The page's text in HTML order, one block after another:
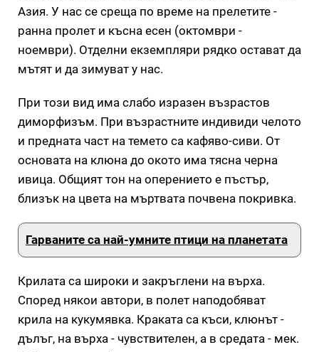
Азия. У нас се среща по време на прелетите -
ранна пролет и късна есен (октомври -
ноември). Отделни екземпляри рядко остават да
мътят и да зимуват у нас.
При този вид има слабо изразен възрастов
диморфизъм. При възрастните индивиди челото
и предната част на темето са кафяво-сиви. От
основата на клюна до окото има тясна черна
ивица. Общият тон на оперението е пъстър,
близък на цвета на мъртвата почвена покривка.
Гарваните са най-умните птици на планетата
Крилата са широки и закръглени на върха.
Според някои автори, в полет наподобяват
крила на кукумявка. Краката са къси, клюнът -
дълъг, на върха - чувствителен, а в средата - мек.